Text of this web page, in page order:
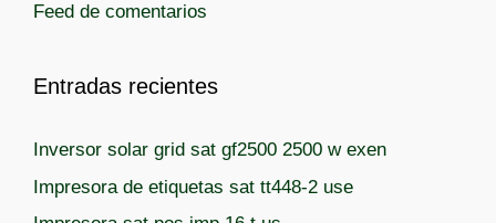
Feed de comentarios
Entradas recientes
Inversor solar grid sat gf2500 2500 w exen
Impresora de etiquetas sat tt448-2 use